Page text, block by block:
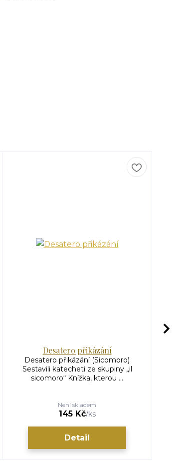
Desatero přikázání
Desatero přikázání (Sicomoro)
Sestavili katecheti ze skupiny „il
sicomoro“ Knížka, kterou ...
145 Kč/ks
Není skladem
Detail